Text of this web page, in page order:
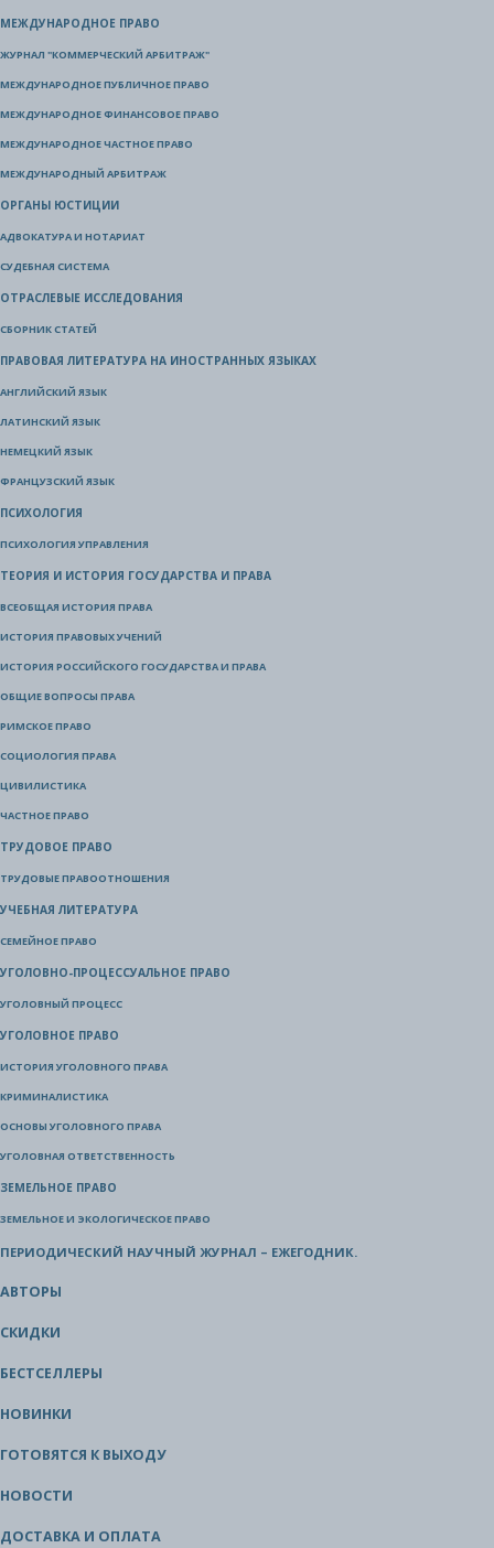
МЕЖДУНАРОДНОЕ ПРАВО
ЖУРНАЛ "КОММЕРЧЕСКИЙ АРБИТРАЖ"
МЕЖДУНАРОДНОЕ ПУБЛИЧНОЕ ПРАВО
МЕЖДУНАРОДНОЕ ФИНАНСОВОЕ ПРАВО
МЕЖДУНАРОДНОЕ ЧАСТНОЕ ПРАВО
МЕЖДУНАРОДНЫЙ АРБИТРАЖ
ОРГАНЫ ЮСТИЦИИ
АДВОКАТУРА И НОТАРИАТ
СУДЕБНАЯ СИСТЕМА
ОТРАСЛЕВЫЕ ИССЛЕДОВАНИЯ
СБОРНИК СТАТЕЙ
ПРАВОВАЯ ЛИТЕРАТУРА НА ИНОСТРАННЫХ ЯЗЫКАХ
АНГЛИЙСКИЙ ЯЗЫК
ЛАТИНСКИЙ ЯЗЫК
НЕМЕЦКИЙ ЯЗЫК
ФРАНЦУЗСКИЙ ЯЗЫК
ПСИХОЛОГИЯ
ПСИХОЛОГИЯ УПРАВЛЕНИЯ
ТЕОРИЯ И ИСТОРИЯ ГОСУДАРСТВА И ПРАВА
ВСЕОБЩАЯ ИСТОРИЯ ПРАВА
ИСТОРИЯ ПРАВОВЫХ УЧЕНИЙ
ИСТОРИЯ РОССИЙСКОГО ГОСУДАРСТВА И ПРАВА
ОБЩИЕ ВОПРОСЫ ПРАВА
РИМСКОЕ ПРАВО
СОЦИОЛОГИЯ ПРАВА
ЦИВИЛИСТИКА
ЧАСТНОЕ ПРАВО
ТРУДОВОЕ ПРАВО
ТРУДОВЫЕ ПРАВООТНОШЕНИЯ
УЧЕБНАЯ ЛИТЕРАТУРА
СЕМЕЙНОЕ ПРАВО
УГОЛОВНО-ПРОЦЕССУАЛЬНОЕ ПРАВО
УГОЛОВНЫЙ ПРОЦЕСС
УГОЛОВНОЕ ПРАВО
ИСТОРИЯ УГОЛОВНОГО ПРАВА
КРИМИНАЛИСТИКА
ОСНОВЫ УГОЛОВНОГО ПРАВА
УГОЛОВНАЯ ОТВЕТСТВЕННОСТЬ
ЗЕМЕЛЬНОЕ ПРАВО
ЗЕМЕЛЬНОЕ И ЭКОЛОГИЧЕСКОЕ ПРАВО
ПЕРИОДИЧЕСКИЙ НАУЧНЫЙ ЖУРНАЛ – ЕЖЕГОДНИК.
АВТОРЫ
СКИДКИ
БЕСТСЕЛЛЕРЫ
НОВИНКИ
ГОТОВЯТСЯ К ВЫХОДУ
НОВОСТИ
ДОСТАВКА И ОПЛАТА